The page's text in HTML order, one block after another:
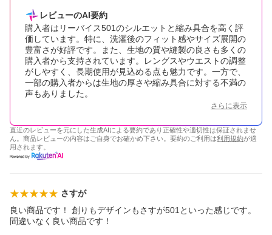
レビューのAI要約
購入者はリーバイス501のシルエットと縮み具合を高く評
価しています。特に、洗濯後のフィット感やサイズ展開の
豊富さが好評です。また、生地の質や縫製の良さも多くの
購入者から支持されています。レングスやウエストの調整
がしやすく、長期使用が見込める点も魅力です。一方で、
一部の購入者からは生地の厚さや縮み具合に対する不満の
声もありました。
さらに表示
直近のレビューを元にした生成AIによる要約であり正確性や適切性は保証されませ
ん。商品レビューの内容はご自身でお確かめ下さい。要約のご利用は利用規約が適
用されます。
さすが
良い商品です！ 創りもデザインもさすが501といった感じです。
間違いなく良い商品です！